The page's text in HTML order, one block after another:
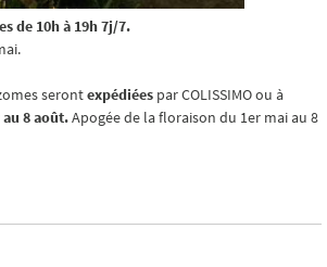
de 10h à 19h 7j/7.
serontexpédiées par COLISSIMO ou à
8 août.Apogée de la floraison du 1er mai au 8